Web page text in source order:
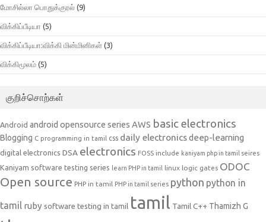
மோசில்லா பொதுக்குரல் (9)
விக்கிப்பீடியா (5)
விக்கிப்பீடியா:விக்கி மின்மினிகள் (3)
விக்கிமூலம் (5)
குறிச்சொற்கள்
Android android opensource series AWS basic electronics
Blogging C programming in tamil css daily electronicsdeep-learning
digital electronics DSA electronics FOSS include kaniyam php in tamil seires
Kaniyam software testing series learn PHP in tamil linux logic gates ODOC
Open source PHP in tamil PHP in tamil series python python in
tamil ruby software testing in tamil tamil Tamil C++ Thamizh G